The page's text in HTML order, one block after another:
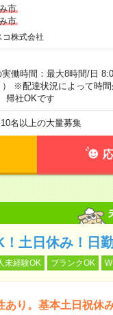
市
市
コ株式会社
実働時間：最大8時間/日
） ※配達状況によって時
帰社OKです
名以上の大量募集
土日休み！日
未経験OK ブランクOK
あり。基本土日祝休